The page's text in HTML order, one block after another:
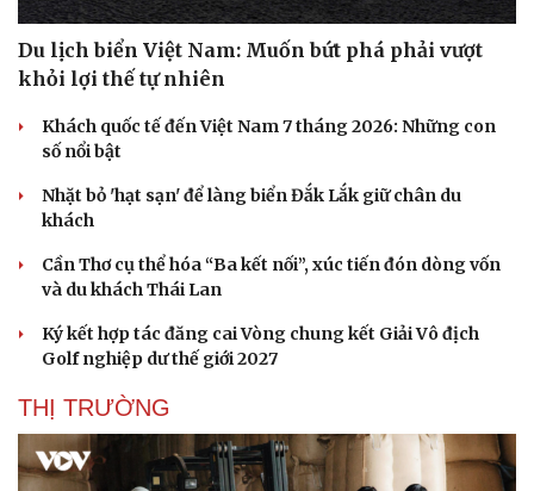
Văn hóa
Sân khấu - Điện ảnh
Âm nhạc
Di sản
Giải trí
Sao Việt
Du lịch biển Việt Nam: Muốn bứt phá phải vượt
khỏi lợi thế tự nhiên
Khách quốc tế đến Việt Nam 7 tháng 2026: Những con
số nổi bật
Nhặt bỏ 'hạt sạn' để làng biển Đắk Lắk giữ chân du
khách
Cần Thơ cụ thể hóa “Ba kết nối”, xúc tiến đón dòng vốn
và du khách Thái Lan
Ký kết hợp tác đăng cai Vòng chung kết Giải Vô địch
Golf nghiệp dư thế giới 2027
THỊ TRƯỜNG